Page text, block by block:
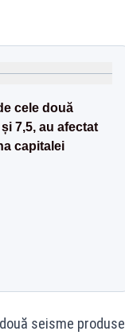
cele două
7,5, au afectat
capitalei
seisme produse